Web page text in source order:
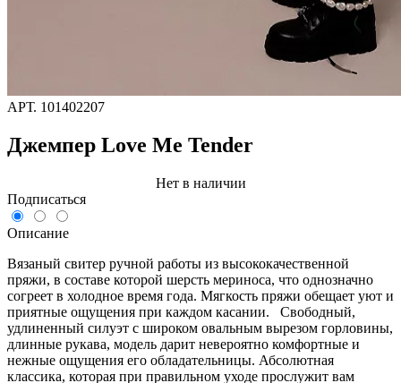
АРТ. 101402207
Джемпер Love Me Tender
Нет в наличии
Подписаться
Описание
Вязаный свитер ручной работы из высококачественной
пряжи, в составе которой шерсть мериноса, что однозначно
согреет в холодное время года. Мягкость пряжи обещает уют и
приятные ощущения при каждом касании. Свободный,
удлиненный силуэт с широком овальным вырезом горловины,
длинные рукава, модель дарит невероятно комфортные и
нежные ощущения его обладательницы. Абсолютная
классика, которая при правильном уходе прослужит вам